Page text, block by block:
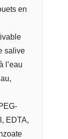
en
salive
l’eau
EDTA,